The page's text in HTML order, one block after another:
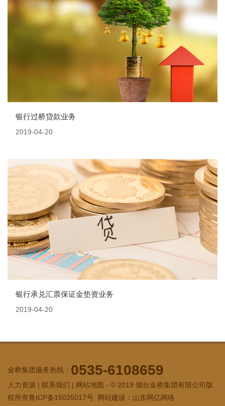
银行过桥贷款业务
2019-04-20
银行承兑汇票保证金垫资业务
2019-04-20
金桥集团服务热线： 0535-6108659
人力资源 | 联系我们 | 网站地图 - © 2019 烟台金桥集团有限公司版
权所有鲁ICP备15025017号 网站建设： 山东网亿网络